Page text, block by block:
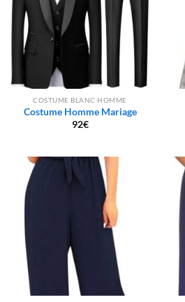
COSTUME BLANC HOMME
Costume Homme Mariage
92€